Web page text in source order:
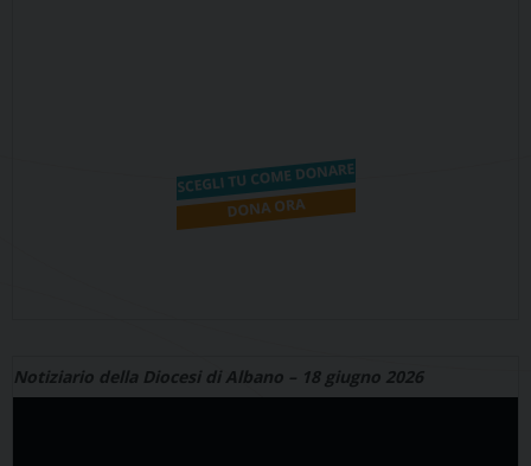
Notiziario della Diocesi di Albano – 18 giugno 2026